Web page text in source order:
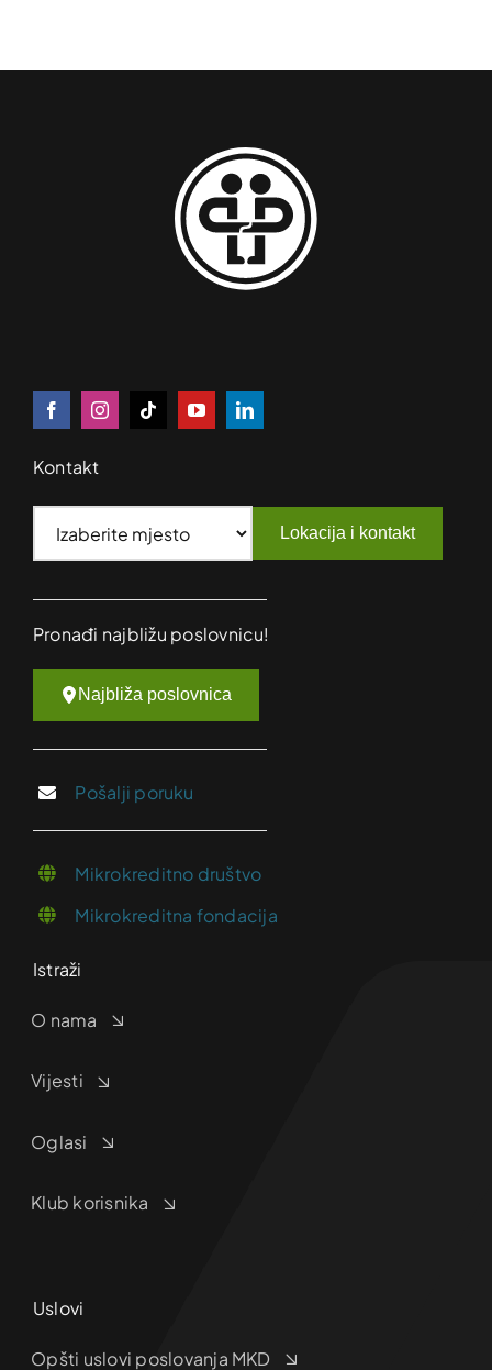
Kontakt
Lokacija i kontakt
Pronađi najbližu poslovnicu!
Najbliža poslovnica
Pošalji poruku
Mikrokreditno društvo
Mikrokreditna fondacija
Istraži
O nama
Vijesti
Oglasi
Klub korisnika
Uslovi
Opšti uslovi poslovanja MKD